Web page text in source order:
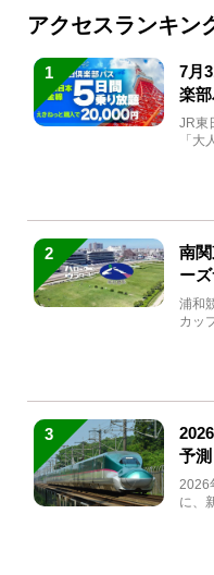
アクセスランキン
1
7月
楽
JR東
「
2
南
ー
馬
浦和
カッ
3
予
急
2026
に、